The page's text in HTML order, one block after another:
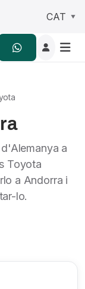
a
Toyota
a Andorra i
lo.